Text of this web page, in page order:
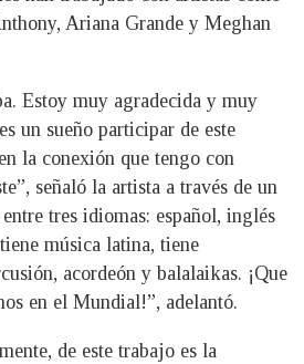
Ariana Grande y Meghan
Estoy muy agradecida y muy
un sueño participar de este
la conexión que tengo con
señaló la artista a través de un
tres idiomas: español, inglés
música latina, tiene
acordeón y balalaikas. ¡Que
en el Mundial!”, adelantó.
de este trabajo es la